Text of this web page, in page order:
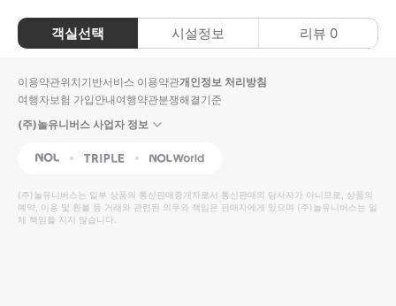
객실선택 시설정보 리뷰 0
이용약관위치기반서비스 이용약관개인정보 처리방침
여행자보험 가입안내여행약관분쟁해결기준
(주)놀유니버스 사업자 정보
NOL Triple Interpark Global
(주)놀유니버스는 일부 상품의 통신판매중개자로서 통신판매의 당사자가 아니므로, 상품의
예약, 이용 및 환불 등 거래와 관련된 의무와 책임은 판매자에게 있으며 (주)놀유니버스는 일
체 책임을 지지 않습니다.